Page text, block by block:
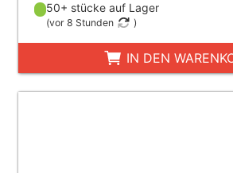
50+ stücke auf Lager
(vor 8 Stunden )
IN DEN